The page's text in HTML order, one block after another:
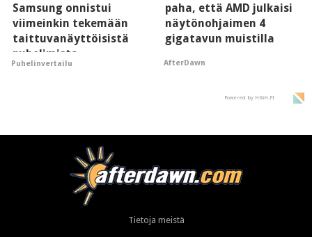
Samsung onnistui
viimeinkin tekemään
taittuvanäyttöisistä
puhelimista
supersuosittuja
Puhelinvertailu
paha, että AMD julkaisi
näytönohjaimen 4
gigatavun muistilla
AfterDawn
Powered by HIGH.FI
Tietoja meistä